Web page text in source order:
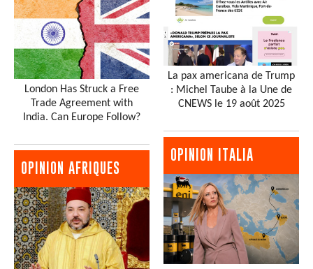
London Has Struck a Free
Trade Agreement with
India. Can Europe Follow?
OPINION AFRIQUES
La pax americana de Trump
: Michel Taube à la Une de
CNEWS le 19 août 2025
OPINION ITALIA